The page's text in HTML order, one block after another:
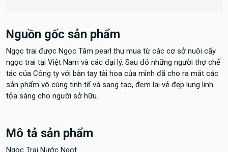
Nguồn gốc sản phẩm
Ngọc trai được Ngọc Tâm pearl thu mua từ các cơ sở nuôi cấy
ngọc trai tại Việt Nam và các đại lý. Sau đó những người thợ chế
tác của Công ty với bàn tay tài hoa của mình đã cho ra mắt các
sản phẩm vô cùng tinh tế và sang tạo, đem lại vẻ đẹp lung linh
tỏa sáng cho người sở hữu.
Mô tả sản phẩm
Ngọc Trai Nước Ngọt